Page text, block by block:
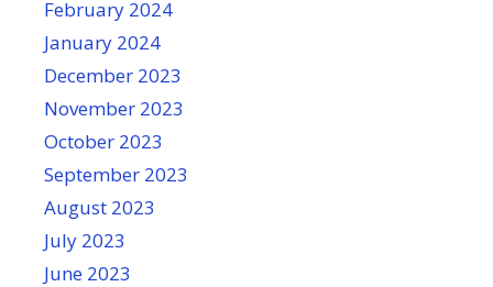
February 2024
January 2024
December 2023
November 2023
October 2023
September 2023
August 2023
July 2023
June 2023